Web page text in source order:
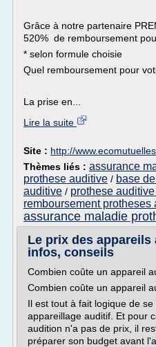
Grâce à notre partenaire
520% de remboursement
* selon formule choisie
Quel remboursement pour
La prise en...
Lire la suite
Site : http://
Thèmes liés : assurance
prothese auditive / base
auditive / prothese
remboursement
assurance maladie
Le prix des
infos, conseils
Combien coûte un appareil
Combien coûte un appareil
Il est tout à fait logique de
appareillage auditif. Et pour
audition n'a pas de prix, il
préparer son budget avant